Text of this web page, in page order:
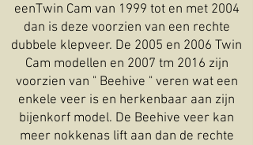
eenTwin Cam van 1999 tot en met 2004
dan is deze voorzien van een rechte
dubbele klepveer. De 2005 en 2006 Twin
Cam modellen en 2007 tm 2016 zijn
voorzien van " Beehive " veren wat een
enkele veer is en herkenbaar aan zijn
bijenkorf model. De Beehive veer kan
meer nokkenas lift aan dan de rechte